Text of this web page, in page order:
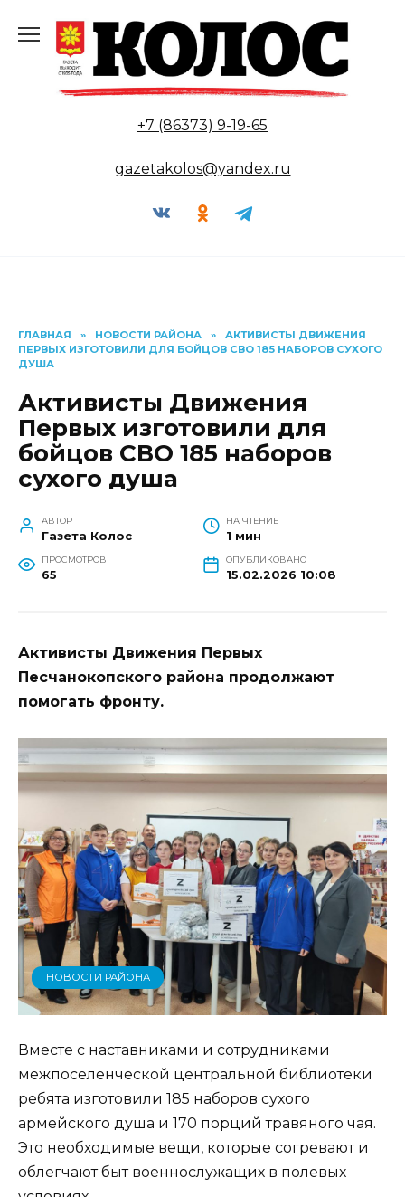
содержанию
+7 (86373) 9-19-65
gazetakolos@yandex.ru
ГЛАВНАЯ » НОВОСТИ РАЙОНА »
АКТИВИСТЫ ДВИЖЕНИЯ
ПЕРВЫХ ИЗГОТОВИЛИ ДЛЯ БОЙЦОВ СВО 185 НАБОРОВ СУХОГО
ДУША
Активисты Движения
Первых изготовили для
бойцов СВО 185 наборов
сухого душа
АВТОР
Газета Колос
НА ЧТЕНИЕ
1 мин
ПРОСМОТРОВ
65
ОПУБЛИКОВАНО
15.02.2026 10:08
Активисты Движения Первых
Песчанокопского района продолжают
помогать фронту.
НОВОСТИ РАЙОНА
Вместе с наставниками и сотрудниками
межпоселенческой центральной библиотеки
ребята изготовили 185 наборов сухого
армейского душа и 170 порций травяного чая.
Это необходимые вещи, которые согревают и
облегчают быт военнослужащих в полевых